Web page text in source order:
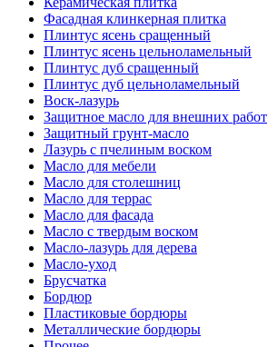
Фасадная клинкерная плитка
Плинтус ясень сращенный
Плинтус ясень цельноламельный
Плинтус дуб сращенный
Плинтус дуб цельноламельный
Воск-лазурь
Защитное масло для внешних работ
Защитный грунт-масло
Лазурь с пчелиным воском
Масло для мебели
Масло для столешниц
Масло для террас
Масло для фасада
Масло с твердым воском
Масло-лазурь для дерева
Масло-уход
Брусчатка
Бордюр
Пластиковые бордюры
Металлические бордюры